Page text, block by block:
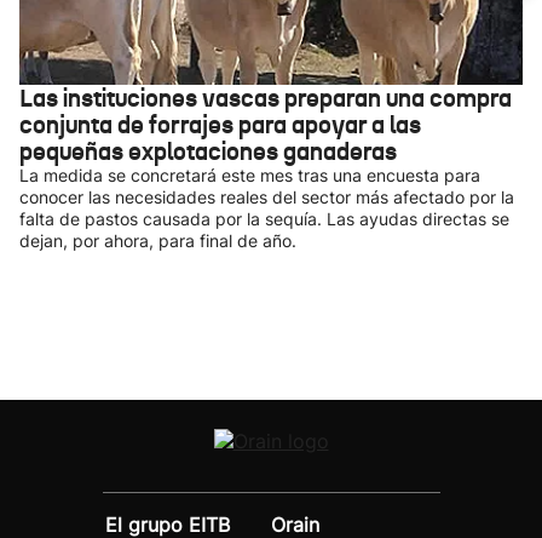
Las instituciones vascas preparan una compra
conjunta de forrajes para apoyar a las
pequeñas explotaciones ganaderas
La medida se concretará este mes tras una encuesta para
conocer las necesidades reales del sector más afectado por la
falta de pastos causada por la sequía. Las ayudas directas se
dejan, por ahora, para final de año.
El grupo EITB
Orain